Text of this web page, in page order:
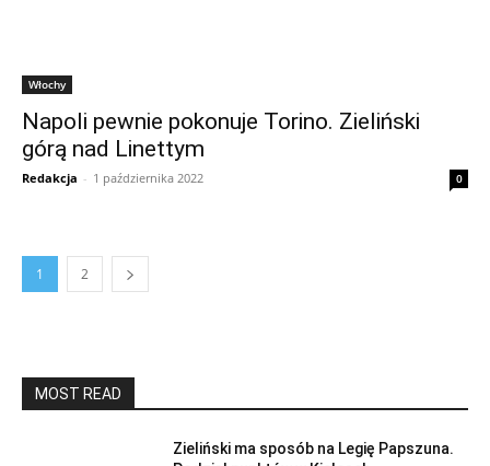
Włochy
Napoli pewnie pokonuje Torino. Zieliński
górą nad Linettym
Redakcja - 1 października 2022 0
1 2
MOST READ
Zieliński ma sposób na Legię Papszuna.